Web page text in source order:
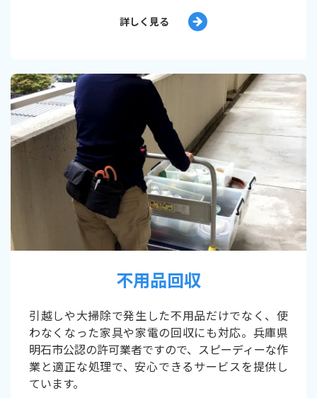
詳しく見る
不用品回収
引越しや大掃除で発生した不用品だけでなく、使
わなくなった家具や家電の回収にも対応。兵庫県
明石市公認の許可業者ですので、スピーディーな作
業と適正な処理で、安心できるサービスを提供し
ています。